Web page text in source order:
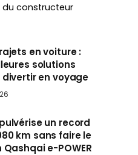
du constructeur
en voiture :
solutions
divertir en voyage
un record
km sans faire le
Qashqai e-POWER